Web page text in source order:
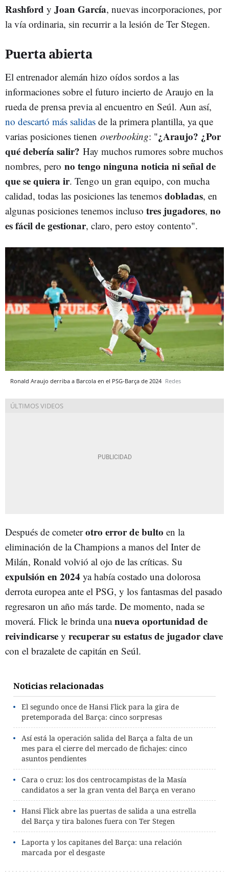
Rashford y Joan García, nuevas incorporaciones, por
la vía ordinaria, sin recurrir a la lesión de Ter Stegen.
Puerta abierta
El entrenador alemán hizo oídos sordos a las
informaciones sobre el futuro incierto de Araujo en la
rueda de prensa previa al encuentro en Seúl. Aun así,
no descartó más salidas de la primera plantilla, ya que
varias posiciones tienen overbooking: "¿Araujo? ¿Por
qué debería salir? Hay muchos rumores sobre muchos
nombres, pero no tengo ninguna noticia ni señal de
que se quiera ir. Tengo un gran equipo, con mucha
calidad, todas las posiciones las tenemos dobladas, en
algunas posiciones tenemos incluso tres jugadores, no
es fácil de gestionar, claro, pero estoy contento".
Ronald Araujo derriba a Barcola en el PSG-Barça de 2024 Redes
Después de cometerotro error de bulto en la
eliminación de la Champions a manos del Inter de
Milán, Ronald volvió al ojo de las críticas. Su
expulsión en 2024 ya había costado una dolorosa
derrota europea ante el PSG, y los fantasmas del pasado
regresaron un año más tarde. De momento, nada se
moverá. Flick le brinda unanueva oportunidad de
reivindicarse y recuperar su estatus de jugador clave
con el brazalete de capitán en Seúl.
Noticias relacionadas
El segundo once de Hansi Flick para la gira de
pretemporada del Barça: cinco sorpresas
Así está la operación salida del Barça a falta de un
mes para el cierre del mercado de fichajes: cinco
asuntos pendientes
Cara o cruz: los dos centrocampistas de la Masía
candidatos a ser la gran venta del Barça en verano
Hansi Flick abre las puertas de salida a una estrella
del Barça y tira balones fuera con Ter Stegen
Laporta y los capitanes del Barça: una relación
marcada por el desgaste